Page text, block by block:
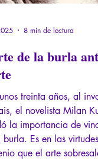
de la burla
treinta años, al
el novelista Milan
la importancia de
Es en las
que el arte
8 min de lectura